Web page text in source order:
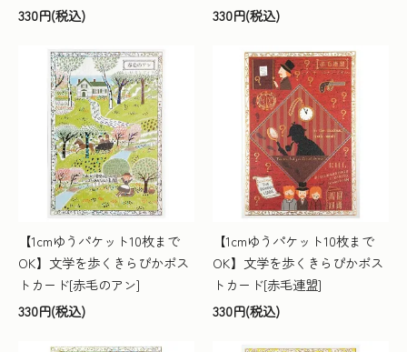
330円(税込)
330円(税込)
【1cmゆうパケット10枚まで
OK】文学を歩くきらぴかポス
トカード[赤毛のアン]
330円(税込)
【1cmゆうパケット10枚まで
OK】文学を歩くきらぴかポス
トカード[赤毛連盟]
330円(税込)